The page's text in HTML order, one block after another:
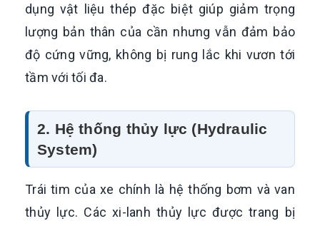
dụng vật liệu thép đặc biệt giúp giảm trọng
lượng bản thân của cần nhưng vẫn đảm bảo
độ cứng vững, không bị rung lắc khi vươn tới
tầm với tối đa.
2. Hệ thống thủy lực (Hydraulic
System)
Trái tim của xe chính là hệ thống bơm và van
thủy lực. Các xi-lanh thủy lực được trang bị